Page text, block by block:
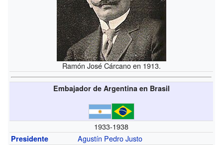
Ramón José Cárcano en 1913.
Embajador de Argentina en Brasil
1933-1938
Presidente Agustín Pedro Justo